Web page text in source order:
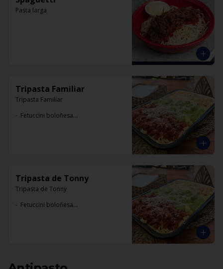
Pasta larga
Tripasta Familiar
Tripasta Familiar
-  Fetuccini boloñesa
Tripasta de Tonny
Tripasta de Tonny
-  Fetuccini boloñesa